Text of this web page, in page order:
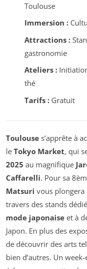
Toulouse
Immersion :
Attractions :
gastronomie
Ateliers :
thé
Tarifs :Gratuit
Toulouse s’apprête à
le Tokyo Market, qui
2025 au magnifique
Caffarelli. Pour sa
Matsuri vous
travers des stands
mode japonaise et à
Japon. En plus des
de découvrir des arts
bien d’autres. Un